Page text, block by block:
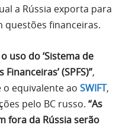
a Rússia exporta para
questões financeiras.
uso do ‘Sistema de
(SPFS)”,
o equivalente ao SWIFT,
pelo BC russo. “As
fora da Rússia serão